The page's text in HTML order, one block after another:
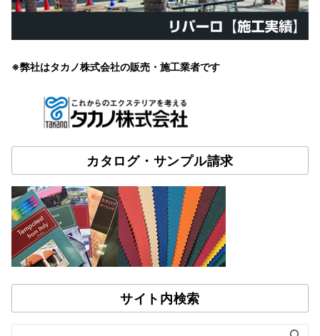
※弊社はタカノ株式会社の販売・施工業者です
カタログ・サンプル請求
サイト内検索